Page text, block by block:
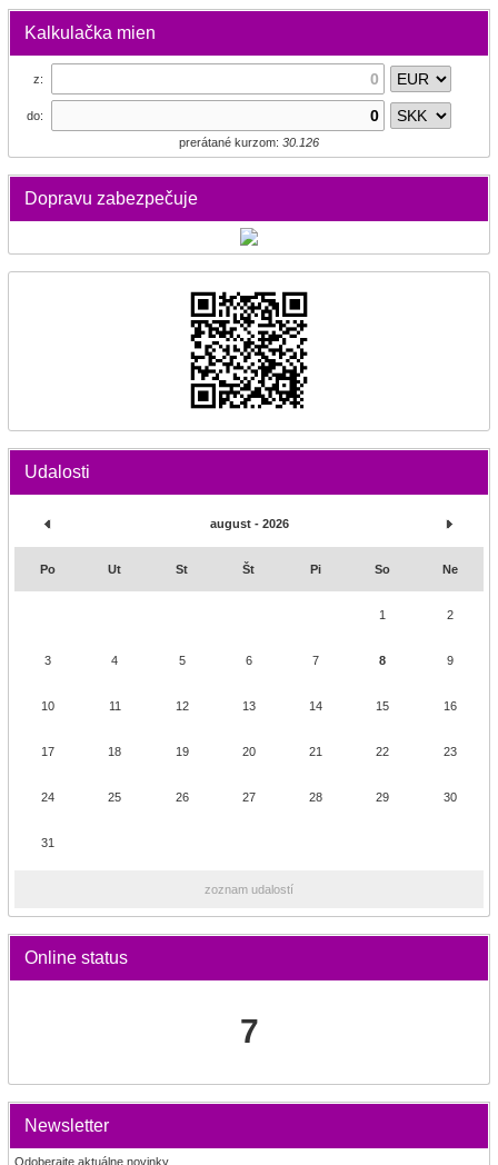
Kalkulačka mien
z:
do:
prerátané kurzom: 30.126
Dopravu zabezpečuje
Udalosti
august - 2026
Po Ut St Št Pi So Ne
1 2
3 4 5 6 7 8 9
10 11 12 13 14 15 16
17 18 19 20 21 22 23
24 25 26 27 28 29 30
31
zoznam udalostí
Online status
7
Newsletter
Odoberajte aktuálne novinky